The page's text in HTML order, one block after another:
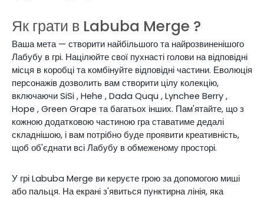
Як грати в Labuba Merge ?
Ваша мета — створити найбільшого та найрозвиненішого
Лабубу в грі. Націлюйте свої пухнасті голови на відповідні
місця в коробці та комбінуйте відповідні частини. Еволюція
персонажів дозволить вам створити цілу колекцію,
включаючи SiSi , Hehe , Dada Ququ , Lynchee Berry ,
Hope , Green Grape та багатьох інших. Пам'ятайте, що з
кожною додатковою частиною гра ставатиме дедалі
складнішою, і вам потрібно буде проявити креативність,
щоб об'єднати всі Лабубу в обмеженому просторі.
У грі Labuba Merge ви керуєте грою за допомогою миші
або пальця. На екрані з'явиться пунктирна лінія, яка